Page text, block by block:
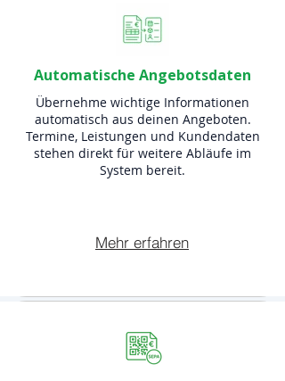
Automatische Angebotsdaten
Übernehme wichtige Informationen
automatisch aus deinen Angeboten.
Termine, Leistungen und Kundendaten
stehen direkt für weitere Abläufe im
System bereit.
Mehr erfahren